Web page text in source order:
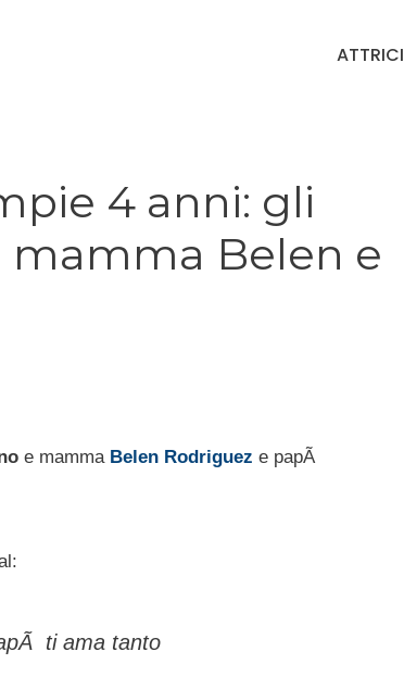
ATTRICI
4 anni: gli
Belen e
e mamma Belen Rodriguez e papÃ
ti ama tanto